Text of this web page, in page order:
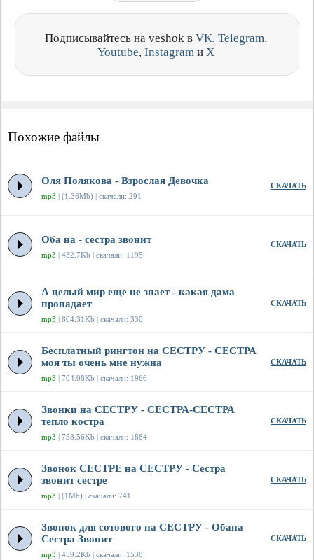
Подписывайтесь на veshok в VK, Telegram,
Youtube, Instagram и X
Похожие файлы
Оля Полякова - Взрослая Девочка
mp3 | (1.36Mb) | скачали: 291
СКАЧАТЬ
Оба на - сестра звонит
mp3 | 432.7Kb | скачали: 1195
СКАЧАТЬ
А целый мир еще не знает - какая дама
пропадает
mp3 | 804.31Kb | скачали: 330
СКАЧАТЬ
Бесплатный рингтон на СЕСТРУ - СЕСТРА
моя ты очень мне нужна
mp3 | 704.08Kb | скачали: 1966
СКАЧАТЬ
Звонки на СЕСТРУ - СЕСТРА-СЕСТРА
тепло костра
mp3 | 758.56Kb | скачали: 1884
СКАЧАТЬ
Звонок СЕСТРЕ на СЕСТРУ - Сестра
звонит сестре
mp3 | (1Mb) | скачали: 741
СКАЧАТЬ
Звонок для сотового на СЕСТРУ - Обана
Сестра Звонит
mp3 | 459.2Kb | скачали: 1538
СКАЧАТЬ